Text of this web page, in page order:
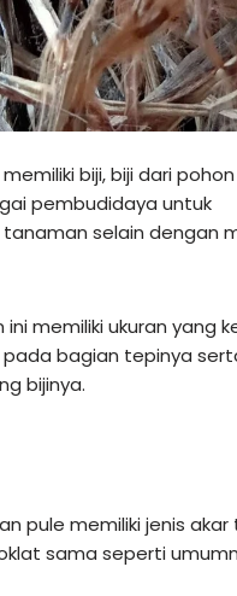
biji, biji dari
pembudidaya untuk
selain dengan
memiliki ukuran yang
bagian tepinya
bijinya.
pule memiliki jenis
sama seperti